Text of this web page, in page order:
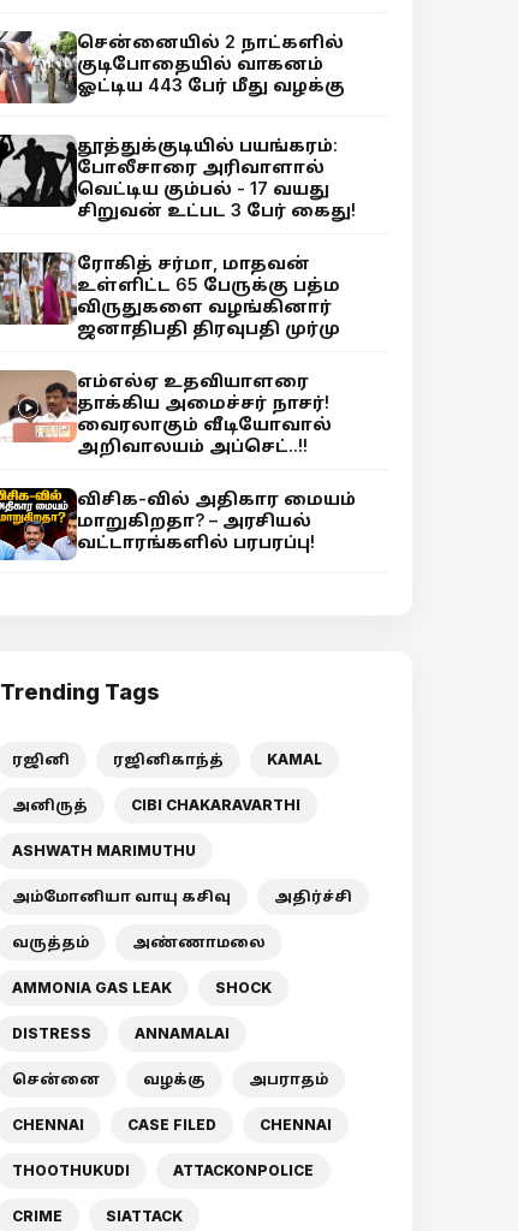
சென்னையில் 2 நாட்களில்
குடிபோதையில் வாகனம்
ஓட்டிய 443 பேர் மீது வழக்கு
தூத்துக்குடியில் பயங்கரம்:
போலீசாரை அரிவாளால்
வெட்டிய கும்பல் - 17 வயது
சிறுவன் உட்பட 3 பேர் கைது!
ரோகித் சர்மா, மாதவன்
உள்ளிட்ட 65 பேருக்கு பத்ம
விருதுகளை வழங்கினார்
ஜனாதிபதி திரவுபதி முர்மு
எம்எல்ஏ உதவியாளரை
தாக்கிய அமைச்சர் நாசர்!
வைரலாகும் வீடியோவால்
அறிவாலயம் அப்செட்..!!
விசிக-வில் அதிகார மையம்
மாறுகிறதா? – அரசியல்
வட்டாரங்களில் பரபரப்பு!
Trending Tags
ரஜினி ரஜினிகாந்த் KAMAL
அனிருத் CIBI CHAKARAVARTHI
ASHWATH MARIMUTHU
அம்மோனியா வாயு கசிவு அதிர்ச்சி
வருத்தம் அண்ணாமலை
AMMONIA GAS LEAK SHOCK
DISTRESS ANNAMALAI
சென்னை வழக்கு அபராதம்
CHENNAI CASE FILED CHENNAI
THOOTHUKUDI ATTACKONPOLICE
CRIME SIATTACK